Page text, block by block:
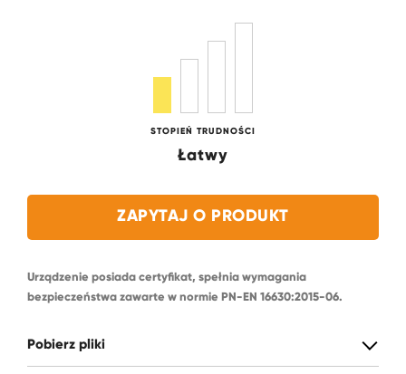
STOPIEŃ TRUDNOŚCI
Łatwy
ZAPYTAJ O PRODUKT
Urządzenie posiada certyfikat, spełnia wymagania
bezpieczeństwa zawarte w normie PN-EN 16630:2015-06.
Pobierz pliki